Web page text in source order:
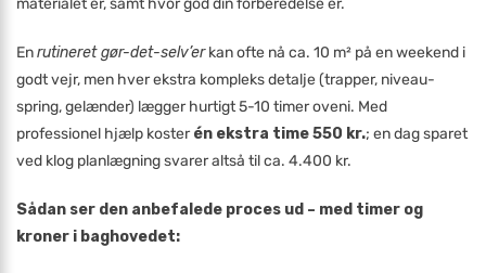
materialet er, samt hvor god din forberedelse er.
Enrutineret gør-det-selv’erkan ofte nå ca. 10 m² på en weekend i
godt vejr, men hver ekstra kompleks detalje (trap­per, niveau­
spring, gelæn­der) lægger hurtigt 5-10 timer oveni. Med
professionel hjælp kosterén ekstra time 550 kr.; en dag sparet
ved klog planlægning svarer altså til ca. 4.400 kr.
Sådan ser den anbefalede proces ud – med timer og
kroner i baghovedet: